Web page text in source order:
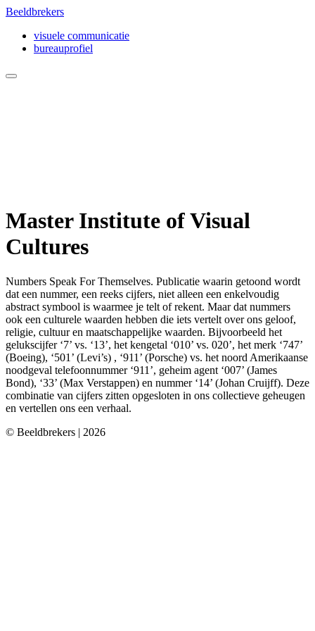
Beeldbrekers
visuele communicatie
bureauprofiel
Master Institute of Visual
Cultures
Numbers Speak For Themselves. Publicatie waarin getoond wordt
dat een nummer, een reeks cijfers, niet alleen een enkelvoudig
abstract symbool is waarmee je telt of rekent. Maar dat nummers
ook een culturele waarden hebben die iets vertelt over ons geloof,
religie, cultuur en maatschappelijke waarden. Bijvoorbeeld het
gelukscijfer ‘7’ vs. ‘13’, het kengetal ‘010’ vs. 020’, het merk ‘747’
(Boeing), ‘501’ (Levi’s) , ‘911’ (Porsche) vs. het noord Amerikaanse
noodgeval telefoonnummer ‘911’, geheim agent ‘007’ (James
Bond), ‘33’ (Max Verstappen) en nummer ‘14’ (Johan Cruijff). Deze
combinatie van cijfers zitten opgesloten in ons collectieve geheugen
en vertellen ons een verhaal.
© Beeldbrekers | 2026